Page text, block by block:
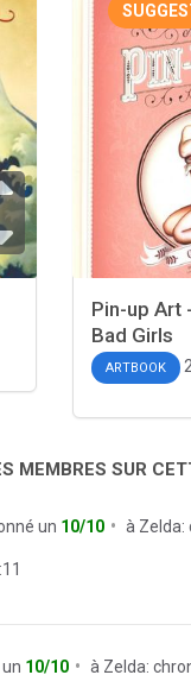
Pin-up Art
Bad Girls
ARTBOOK
MEMBRES SUR
un 10/10 à Zelda:
10/10 à Zelda: